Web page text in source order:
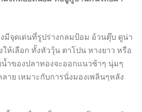
มีจุดเด่นที่รูปร่างกลมป้อม อ้วนตุ๊บ ดูน่า
ห้เลือก ทั้งหัววุ้น ตาโปน หางยาว หรือ
ำของปลาทองจะออกแนวช้าๆ นุ่มๆ
าย เหมาะกับการนั่งมองเพลินๆหลัง